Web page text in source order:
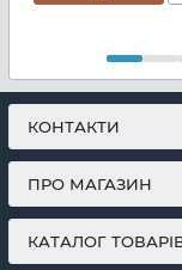
КОНТАКТИ
ПРО МАГАЗИН
КАТАЛОГ